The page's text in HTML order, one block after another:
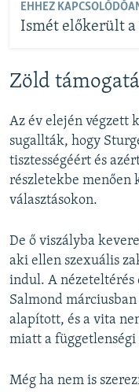
EHHEZ
Ismét előkerült a
Zöld
Az év elején végzett
sugallták, hogy
tisztességéért és
részletekbe menően
választásokon.
De ő viszályba
aki ellen szexuális
indul. A nézeteltérés
Salmond
alapított, és a vita
miatt a függetlenségi
Még ha nem is